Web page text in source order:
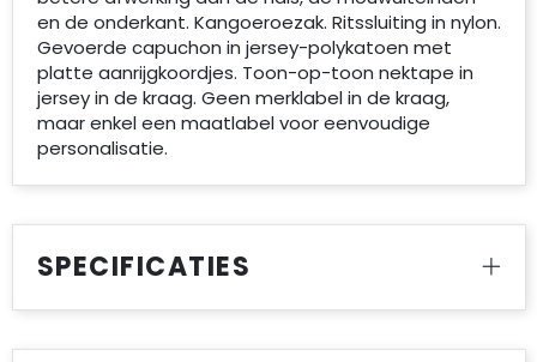
en de onderkant. Kangoeroezak. Ritssluiting in nylon.
Gevoerde capuchon in jersey-polykatoen met
platte aanrijgkoordjes. Toon-op-toon nektape in
jersey in de kraag. Geen merklabel in de kraag,
maar enkel een maatlabel voor eenvoudige
personalisatie.
SPECIFICATIES